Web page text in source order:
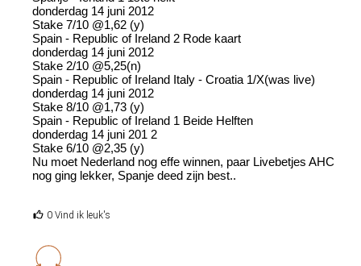
donderdag 14 juni 2012
Stake 7/10 @1,62 (y)
Spain - Republic of Ireland 2 Rode kaart
donderdag 14 juni 2012
Stake 2/10 @5,25(n)
Spain - Republic of Ireland Italy - Croatia 1/X(was live)
donderdag 14 juni 2012
Stake 8/10 @1,73 (y)
Spain - Republic of Ireland 1 Beide Helften
donderdag 14 juni 201 2
Stake 6/10 @2,35 (y)
Nu moet Nederland nog effe winnen, paar Livebetjes AHC
nog ging lekker, Spanje deed zijn best..
0 Vind ik leuk's